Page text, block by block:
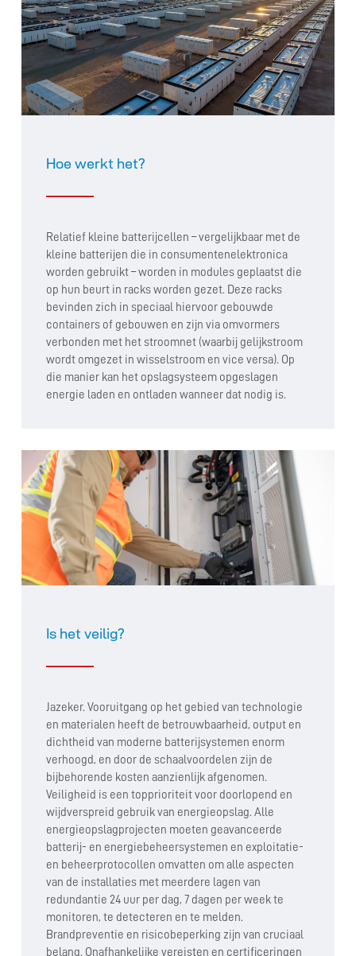
Hoe werkt het?
Relatief kleine batterijcellen – vergelijkbaar met de
kleine batterijen die in consumentenelektronica
worden gebruikt – worden in modules geplaatst die
op hun beurt in racks worden gezet. Deze racks
bevinden zich in speciaal hiervoor gebouwde
containers of gebouwen en zijn via omvormers
verbonden met het stroomnet (waarbij gelijkstroom
wordt omgezet in wisselstroom en vice versa). Op
die manier kan het opslagsysteem opgeslagen
energie laden en ontladen wanneer dat nodig is.
Is het veilig?
Jazeker. Vooruitgang op het gebied van technologie
en materialen heeft de betrouwbaarheid, output en
dichtheid van moderne batterijsystemen enorm
verhoogd, en door de schaalvoordelen zijn de
bijbehorende kosten aanzienlijk afgenomen.
Veiligheid is een topprioriteit voor doorlopend en
wijdverspreid gebruik van energieopslag. Alle
energieopslagprojecten moeten geavanceerde
batterij- en energiebeheersystemen en exploitatie-
en beheerprotocollen omvatten om alle aspecten
van de installaties met meerdere lagen van
redundantie 24 uur per dag, 7 dagen per week te
monitoren, te detecteren en te melden.
Brandpreventie en risicobeperking zijn van cruciaal
belang. Onafhankelijke vereisten en certificeringen